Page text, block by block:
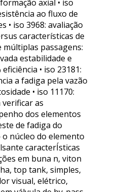
axial • iso
ao fluxo de
• iso 3968: avaliação
características de
múltiplas passagens:
estabilidade e
• iso 23181:
a fadiga pela vazão
• iso 11170:
as
dos elementos
de fadiga do
núcleo do elemento
caracterÍsticas
em buna n, viton
top tank, simples,
visual, elétrico,